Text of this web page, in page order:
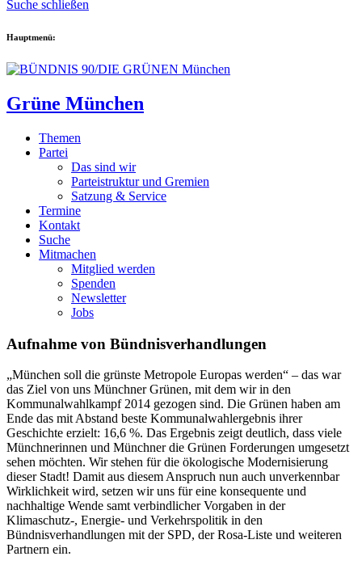
Suche schließen
Hauptmenü:
Grüne München
Themen
Partei
Das sind wir
Parteistruktur und Gremien
Satzung & Service
Termine
Kontakt
Suche
Mitmachen
Mitglied werden
Spenden
Newsletter
Jobs
Aufnahme von Bündnisverhandlungen
„München soll die grünste Metropole Europas werden“ – das war
das Ziel von uns Münchner Grünen, mit dem wir in den
Kommunalwahlkampf 2014 gezogen sind. Die Grünen haben am
Ende das mit Abstand beste Kommunalwahlergebnis ihrer
Geschichte erzielt: 16,6 %. Das Ergebnis zeigt deutlich, dass viele
Münchnerinnen und Münchner die Grünen Forderungen umgesetzt
sehen möchten. Wir stehen für die ökologische Modernisierung
dieser Stadt! Damit aus diesem Anspruch nun auch unverkennbar
Wirklichkeit wird, setzen wir uns für eine konsequente und
nachhaltige Wende samt verbindlicher Vorgaben in der
Klimaschutz-, Energie- und Verkehrspolitik in den
Bündnisverhandlungen mit der SPD, der Rosa-Liste und weiteren
Partnern ein.